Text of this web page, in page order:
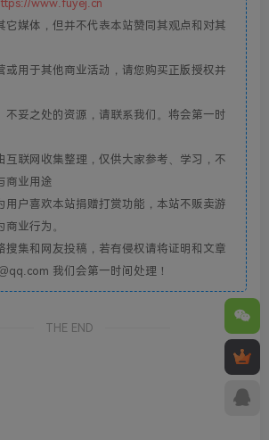
www.fuyej.cn
媒体，但并不代表本站赞同其观点和对其
用于其他商业活动，请您购买正版授权并
妥之处的资源，请联系我们。将会第一时
联网收集整理，仅供大家参考、学习，不
商业用途
户喜欢本站捐赠打赏功能，本站不贩卖游
业行为。
集和网友投稿，若有侵权请将证明和文章
我们会第一时间处理！
THE END